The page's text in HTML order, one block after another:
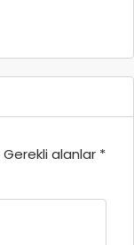
Gerekli alanlar *